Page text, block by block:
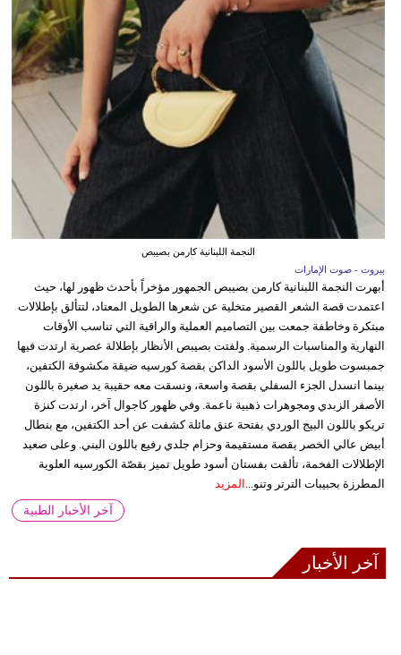
النجمة اللبنانية كارمن بصيبص
بيروت - صوت الإمارات
أبهرت النجمة اللبنانية كارمن بصيبص الجمهور مؤخراً بأحدث ظهور لها، حيث
اعتمدت قصة الشعر القصير متخلية عن شعرها الطويل المعتاد، لتتألق بإطلالات
مبتكرة وخاطفة جمعت بين التصاميم العملية والراقية التي تناسب الأوقات
النهارية والمناسبات الرسمية. ولفتت بصيبص الأنظار بإطلالة عصرية ارتدت فيها
جمبسوت طويل باللون الأسود الداكن بقصة كورسيه ضيقة مكشوفة الكتفين،
بينما انسدل الجزء السفلي بقصة واسعة، ونسقت معه حقيبة يد صغيرة باللون
الأصفر الزبدي ومجوهرات ذهبية ناعمة. وفي ظهور كاجوال آخر، ارتدت كنزة
تريكو باللون البيج الوردي بفتحة عنق مائلة كشفت عن أحد الكتفين، مع بنطال
أبيض عالي الخصر بقصة مستقيمة وحزام جلدي رفيع باللون البني. وعلى صعيد
الإطلالات الفخمة، تألقت بفستان أسود طويل تميز بقصّة الكورسيه العلوية
المطرزة بحبيبات الترتر وتنو... المزيد
آخر الأخبار الطبية
آخر الأخبار